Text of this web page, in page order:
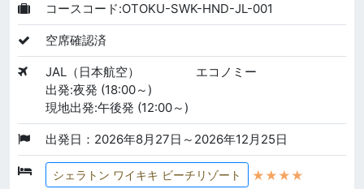
コースコード:OTOKU-SWK-HND-JL-001
空席確認済
JAL（日本航空）
エコノミー
出発:夜発 (18:00～)
現地出発:午後発 (12:00～)
出発日：2026年8月27日～2026年12月25日
シェラトン ワイキキ ビーチリゾート ★★★★